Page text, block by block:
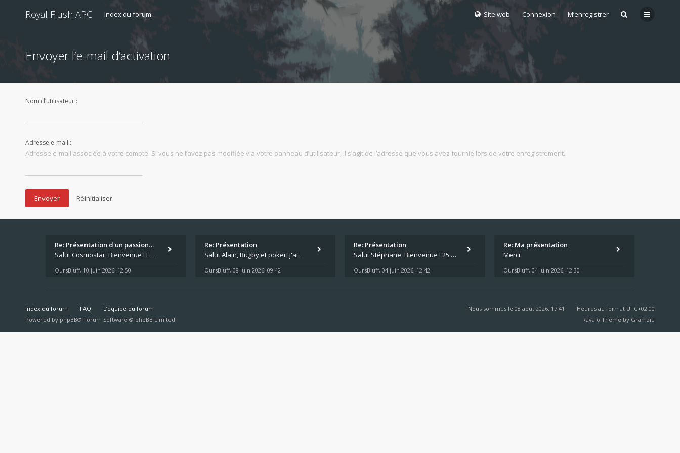
Royal Flush APC Site web Connexion M’enregistrer
Index du forum
Envoyer l’e-mail d’activation
Nom d’utilisateur :
Adresse e-mail :
Adresse e-mail associée à votre compte. Si vous ne l’avez pas modifiée via votre panneau d’utilisateur, il s’agit de l’adresse que vous avez fournie lors de votre enregistrement.
Re: Présentation d'un passion…
Salut Cosmostar, Bienvenue ! Les paris sportifs en plus du poker, c'est ce que je fais aussi. Surtout la NBA, je mise su
OursBluff, 10 juin 2026, 12:50
Re: Présentation
Salut Alain, Rugby et poker, j'aime bien le mélange. Tu suis le rugby du coin ? Moi j'essaie d'aller voir des matchs de
OursBluff, 08 juin 2026, 09:42
Re: Présentation
Salut Stéphane, Bienvenue ! 25 ans de poker c'est du vécu quand même. Moi je suis relativementnouveau (2018) mais j'ai a
OursBluff, 04 juin 2026, 12:42
Re: Ma présentation
Merci.
OursBluff, 04 juin 2026, 12:30
Index du forum FAQ L’équipe du forum Heures au format UTC+02:00
Nous sommes le 08 août 2026, 17:41
Powered by phpBB® Forum Software © phpBB Limited Ravaio Theme by Gramziu